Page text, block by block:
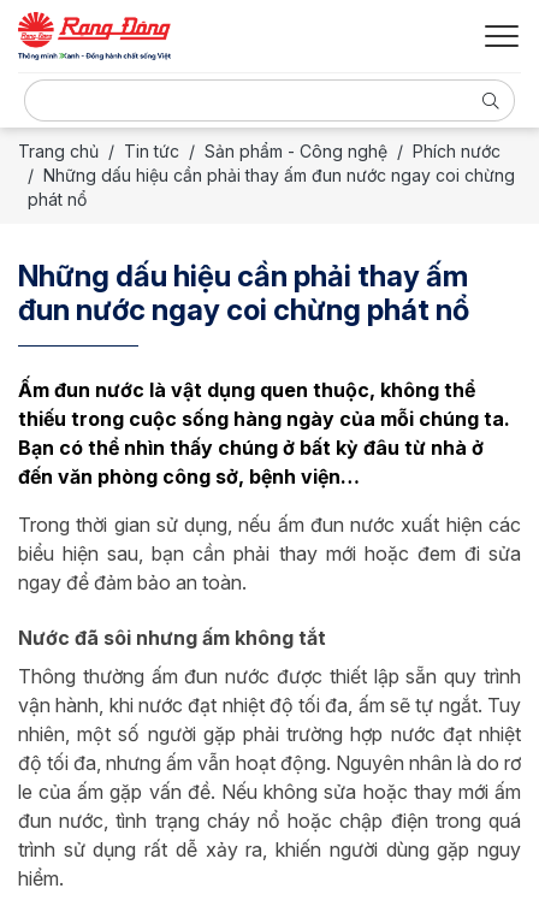
Trang chủ Tin tức Sản phẩm - Công nghệ
Phích nước
Những dấu hiệu cần phải thay ấm đun nước ngay coi chừng
phát nổ
Những dấu hiệu cần phải thay ấm
đun nước ngay coi chừng phát nổ
Ấm đun nước là vật dụng quen thuộc, không thể
thiếu trong cuộc sống hàng ngày của mỗi chúng ta.
Bạn có thể nhìn thấy chúng ở bất kỳ đâu từ nhà ở
đến văn phòng công sở, bệnh viện…
Trong thời gian sử dụng, nếu ấm đun nước xuất hiện các
biểu hiện sau, bạn cần phải thay mới hoặc đem đi sửa
ngay để đảm bảo an toàn.
Nước đã sôi nhưng ấm không tắt
Thông thường ấm đun nước được thiết lập sẵn quy trình
vận hành, khi nước đạt nhiệt độ tối đa, ấm sẽ tự ngắt. Tuy
nhiên, một số người gặp phải trường hợp nước đạt nhiệt
độ tối đa, nhưng ấm vẫn hoạt động. Nguyên nhân là do rơ
le của ấm gặp vấn đề. Nếu không sửa hoặc thay mới ấm
đun nước, tình trạng cháy nổ hoặc chập điện trong quá
trình sử dụng rất dễ xảy ra, khiến người dùng gặp nguy
hiểm.